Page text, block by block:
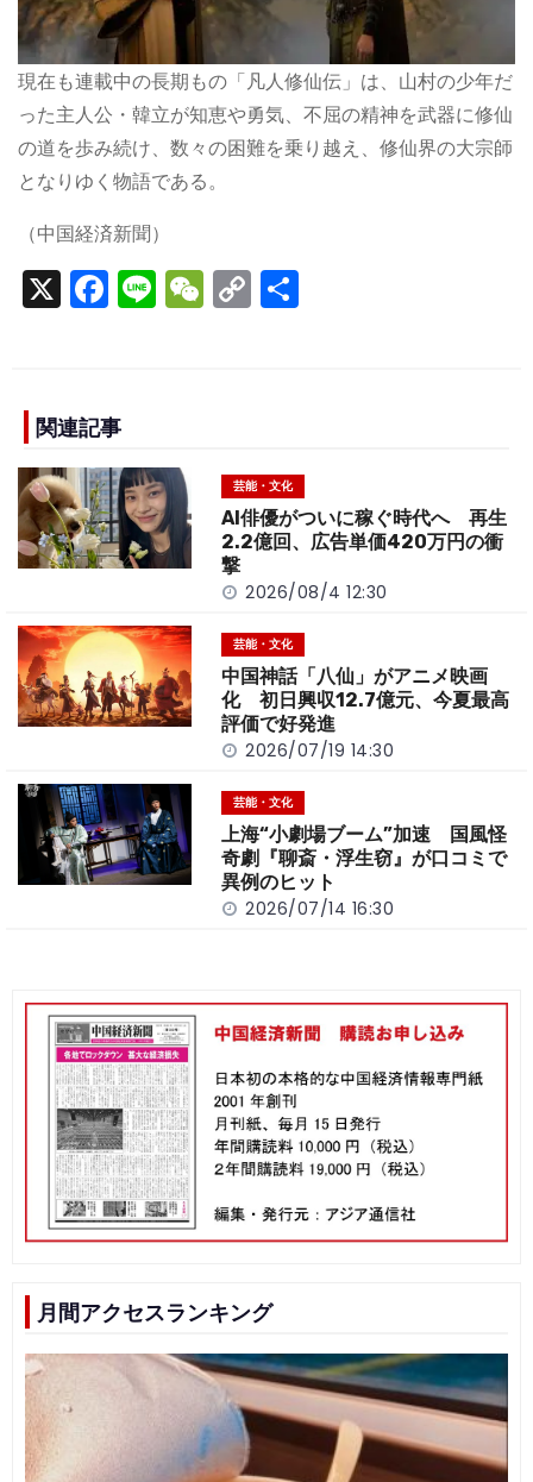
現在も連載中の長期もの「凡人修仙伝」は、山村の少年だ
った主人公・韓立が知恵や勇気、不屈の精神を武器に修仙
の道を歩み続け、数々の困難を乗り越え、修仙界の大宗師
となりゆく物語である。
（中国経済新聞）
X F
a
e
b
o
o
k
Li
n
W
e
C
o
n
k
関連記事
芸能・文化
AI俳優がついに稼ぐ時代へ 再生
2.2億回、広告単価420万円の衝
撃
2026/08/4 12:30
芸能・文化
中国神話「八仙」がアニメ映画
化 初日興収12.7億元、今夏最高
評価で好発進
2026/07/19 14:30
芸能・文化
上海“小劇場ブーム”加速 国風怪
奇劇『聊斎・浮生窃』が口コミで
異例のヒット
2026/07/14 16:30
月間アクセスランキング